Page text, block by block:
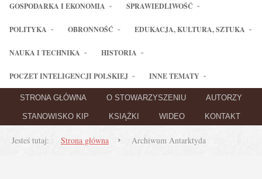
GOSPODARKA I EKONOMIA SPRAWIEDLIWOŚĆ
POLITYKA OBRONNOŚĆ EDUKACJA, KULTURA, SZTUKA
NAUKA I TECHNIKA HISTORIA
POCZET INTELIGENCJI POLSKIEJ INNE TEMATY
STRONA GŁÓWNA O STOWARZYSZENIU AUTORZY
STANOWISKO KIP KSIĄŻKI WIDEO KONTAKT
Jesteś tutaj: Strona główna Archiwum Antarktyda